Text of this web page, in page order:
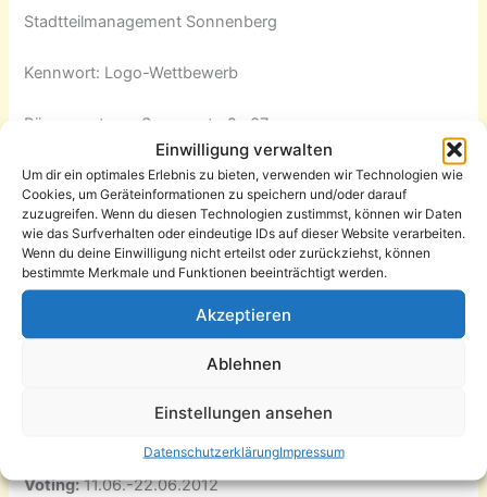
Einwilligung verwalten
Um dir ein optimales Erlebnis zu bieten, verwenden wir Technologien wie
Cookies, um Geräteinformationen zu speichern und/oder darauf
zuzugreifen. Wenn du diesen Technologien zustimmst, können wir Daten
wie das Surfverhalten oder eindeutige IDs auf dieser Website verarbeiten.
Wenn du deine Einwilligung nicht erteilst oder zurückziehst, können
bestimmte Merkmale und Funktionen beeinträchtigt werden.
Akzeptieren
Ablehnen
Einstellungen ansehen
DatenschutzerklärungImpressum
Stadtteilmanagement Sonnenberg
Kennwort: Logo-Wettbewerb
Bürgerzentrum, Sonnenstraße 37
09130 Chemnitz
Die digitalen Dateien können an folgende E-Mail-Adresse
gesendet werden. (Bitte auch den Namen mit Adresse
angeben!)
Voting:11.06.-22.06.2012